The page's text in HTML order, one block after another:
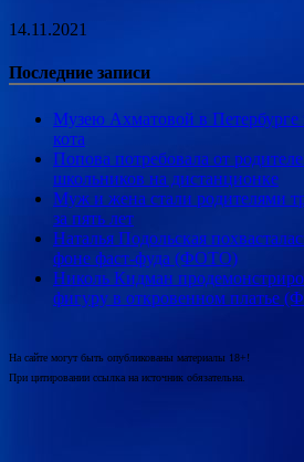
14.11.2021
Последние записи
Музею Ахматовой в Петербурге
кота
Попова потребовала от
школьников на дистанционке
Муж и жена стали родителями
за пять лет
Наталья Подольская
фоне фаст-фуда (ФОТО)
Николь Кидман
фигуру в откровенном платье
На сайте могут быть опубликованы материалы 18+!
При цитировании ссылка на источник обязательна.